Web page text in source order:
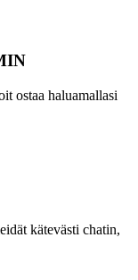
ostaa haluamallasi
kätevästi chatin,